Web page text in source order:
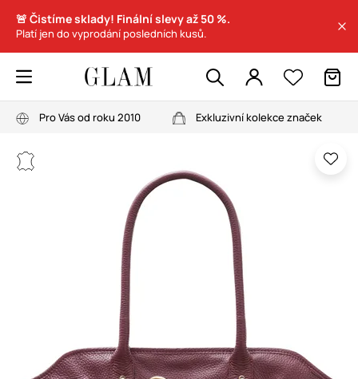
🚨 Čistíme sklady! Finální slevy až 50 %.
Platí jen do vyprodání posledních kusů.
Pro Vás od roku 2010 Exkluzivní kolekce značek